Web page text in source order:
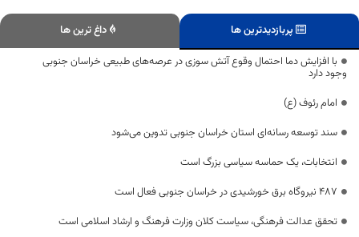
پربازدیدترین ها
داغ ترین ها
با افزایش دما احتمال وقوع آتش سوزی در عرصه‌های طبیعی خراسان جنوبی
وجود دارد
امام رئوف (ع)
سند توسعه رسانه‌ای استان خراسان جنوبی تدوین می‌شود
انتخابات، یک حماسه سیاسی بزرگ است
۴۸۷ نیروگاه برق خورشیدی در خراسان جنوبی فعال است
تحقق عدالت فرهنگی، سیاست کلان وزارت فرهنگ و ارشاد اسلامی است